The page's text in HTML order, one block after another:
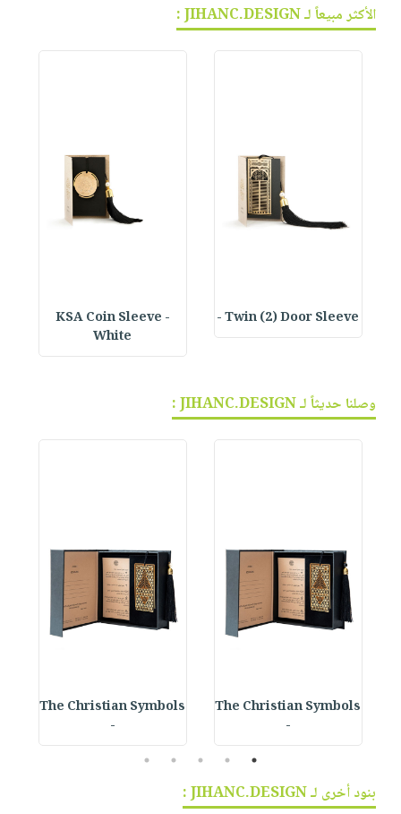
الأكثر مبيعاً لـ JIHANC.DESIGN :
Twin (2) Door Sleeve -
KSA Coin Sleeve -
White
وصلنا حديثاً لـ JIHANC.DESIGN :
The Christian Symbols
-
The Christian Symbols
-
1
2
3
4
5
بنود أخرى لـ JIHANC.DESIGN :